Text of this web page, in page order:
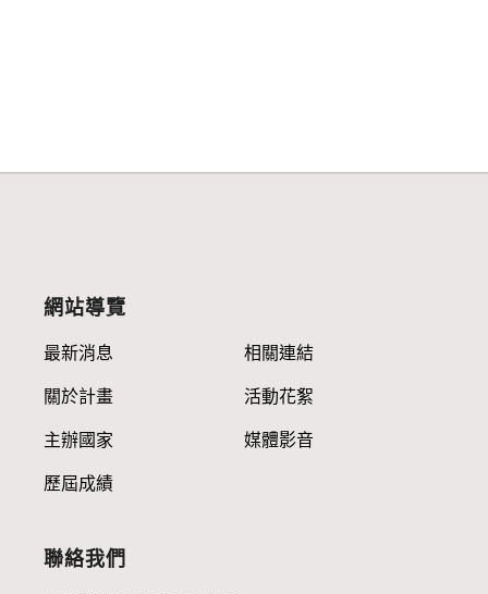
網站導覽
最新消息
關於計畫
主辦國家
歷屆成績
相關連結
活動花絮
媒體影音
聯絡我們